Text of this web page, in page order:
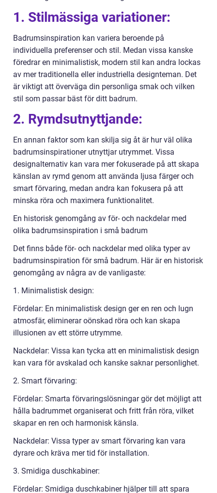
1. Stilmässiga variationer:
Badrumsinspiration kan variera beroende på
individuella preferenser och stil. Medan vissa kanske
föredrar en minimalistisk, modern stil kan andra lockas
av mer traditionella eller industriella designteman. Det
är viktigt att överväga din personliga smak och vilken
stil som passar bäst för ditt badrum.
2. Rymdsutnyttjande:
En annan faktor som kan skilja sig åt är hur väl olika
badrumsinspirationer utnyttjar utrymmet. Vissa
designalternativ kan vara mer fokuserade på att skapa
känslan av rymd genom att använda ljusa färger och
smart förvaring, medan andra kan fokusera på att
minska röra och maximera funktionalitet.
En historisk genomgång av för- och nackdelar med
olika badrumsinspiration i små badrum
Det finns både för- och nackdelar med olika typer av
badrumsinspiration för små badrum. Här är en historisk
genomgång av några av de vanligaste:
1. Minimalistisk design:
Fördelar: En minimalistisk design ger en ren och lugn
atmosfär, eliminerar oönskad röra och kan skapa
illusionen av ett större utrymme.
Nackdelar: Vissa kan tycka att en minimalistisk design
kan vara för avskalad och kanske saknar personlighet.
2. Smart förvaring:
Fördelar: Smarta förvaringslösningar gör det möjligt att
hålla badrummet organiserat och fritt från röra, vilket
skapar en ren och harmonisk känsla.
Nackdelar: Vissa typer av smart förvaring kan vara
dyrare och kräva mer tid för installation.
3. Smidiga duschkabiner:
Fördelar: Smidiga duschkabiner hjälper till att spara